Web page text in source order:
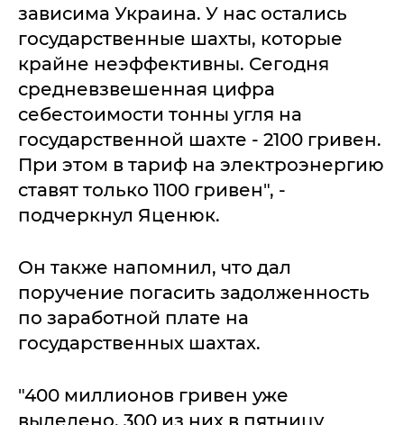
зависима Украина. У нас остались
государственные шахты, которые
крайне неэффективны. Сегодня
средневзвешенная цифра
себестоимости тонны угля на
государственной шахте - 2100 гривен.
При этом в тариф на электроэнергию
ставят только 1100 гривен", -
подчеркнул Яценюк.
Он также напомнил, что дал
поручение погасить задолженность
по заработной плате на
государственных шахтах.
"400 миллионов гривен уже
выделено, 300 из них в пятницу